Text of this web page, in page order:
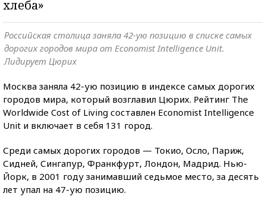
хлеба»
Российская столица заняла 42-ую позицию в списке самых
дорогих городов мира от Economist Intelligence Unit.
Лидирует Цюрих
Москва заняла 42-ую позицию в индексе самых дорогих
городов мира, который возглавил Цюрих. Рейтинг The
Worldwide Cost of Living составлен Economist Intelligence
Unit и включает в себя 131 город.
Среди самых дорогих городов — Токио, Осло, Париж,
Сидней, Сингапур, Франкфурт, Лондон, Мадрид. Нью-
Йорк, в 2001 году занимавший седьмое место, за десять
лет упал на 47-ую позицию.